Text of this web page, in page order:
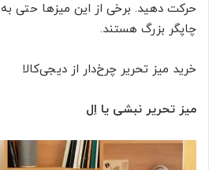
حرکت دهید. برخی از این میزها حتی به
چاپگر بزرگ هستند.
خرید میز تحریر چرخ‌دار از دیجی‌کالا
میز تحریر نبشی یا اِل